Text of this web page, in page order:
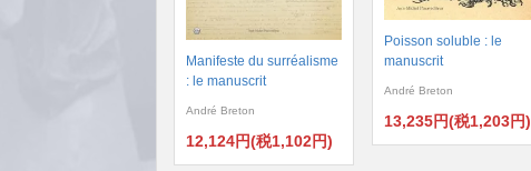
Manifeste du surréalisme
: le manuscrit
André Breton
12,124円(税1,102円)
Poisson soluble : le
manuscrit
André Breton
13,235円(税1,203円)